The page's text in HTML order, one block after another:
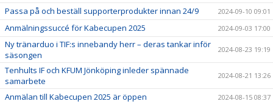
Passa på och beställ supporterprodukter innan 24/9 2024-09-10 09:01
Anmälningssuccé för Kabecupen 2025 2024-09-03 17:00
Ny tränarduo i TIF:s innebandy herr – deras tankar inför
säsongen
2024-08-23 19:19
Tenhults IF och KFUM Jönköping inleder spännade
samarbete
2024-08-21 13:26
Anmälan till Kabecupen 2025 är öppen 2024-08-15 08:37